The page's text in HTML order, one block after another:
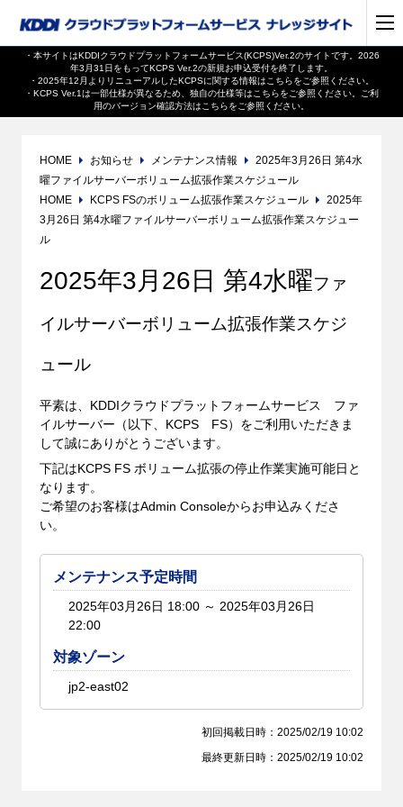
・本サイトはKDDIクラウドプラットフォームサービス(KCPS)Ver.2のサイトです。2026
年3月31日をもってKCPS Ver.2の新規お申込受付を終了します。
・2025年12月よりリニューアルしたKCPSに関する情報は こちらをご参照ください。
・KCPS Ver.1は一部仕様が異なるため、独自の仕様等は こちらをご参照ください。ご利
用のバージョン確認方法は こちらをご参照ください。
HOME お知らせ メンテナンス情報
2025年3月26日 第4水
曜ファイルサーバーボリューム拡張作業スケジュール
HOME
KCPS FSのボリューム拡張作業スケジュール
2025年
3月26日 第4水曜ファイルサーバーボリューム拡張作業スケジュー
ル
2025年3月26日 第4水曜ファ
イルサーバーボリューム拡張作業スケジ
ュール
平素は、KDDIクラウドプラットフォームサービス ファ
イルサーバー（以下、KCPS FS）をご利用いただきま
して誠にありがとうございます。
下記はKCPS FS ボリューム拡張の停止作業実施可能日と
なります。
ご希望のお客様はAdmin Consoleからお申込みくださ
い。
メンテナンス予定時間
2025年03月26日 18:00 ～ 2025年03月26日
22:00
対象ゾーン
jp2-east02
初回掲載日時：2025/02/19 10:02
最終更新日時：2025/02/19 10:02